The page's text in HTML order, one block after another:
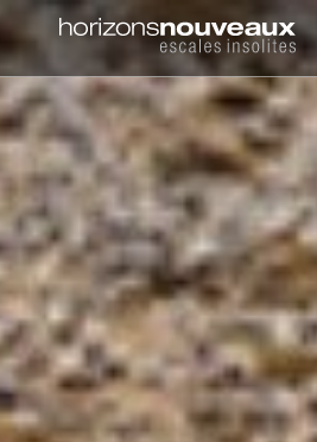
Horizons
Nouveaux